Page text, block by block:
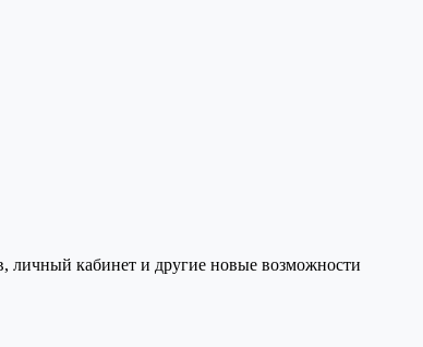
личный кабинет и другие новые возможности